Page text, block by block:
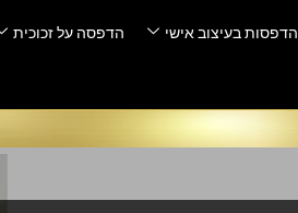
הדפסות בעיצוב אישי הדפסה על זכוכית